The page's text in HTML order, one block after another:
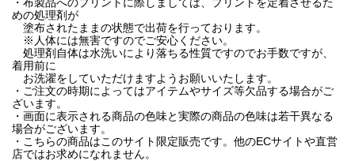
めの処理剤が
塗布されたままの状態で出荷を行っております。
※人体には無害ですのでご安心ください。
処理剤自体は水洗いにより落ちる性質ですのでお手数ですが、
着用前に
お洗濯をしていただけますようお願いいたします。
・ご注文の時期によってはアイテムやサイズ等欠品する場合がご
ざいます。
・画面に表示される商品の色味と実際の商品の色味は若干異なる
場合がございます。
・こちらの商品はこのサイト限定販売です。他のECサイトや直営
店ではお求めになれません。